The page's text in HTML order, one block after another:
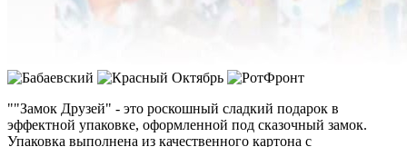
""Замок Друзей" - это роскошный сладкий подарок в
эффектной упаковке, оформленной под сказочный замок.
Упаковка выполнена из качественного картона с